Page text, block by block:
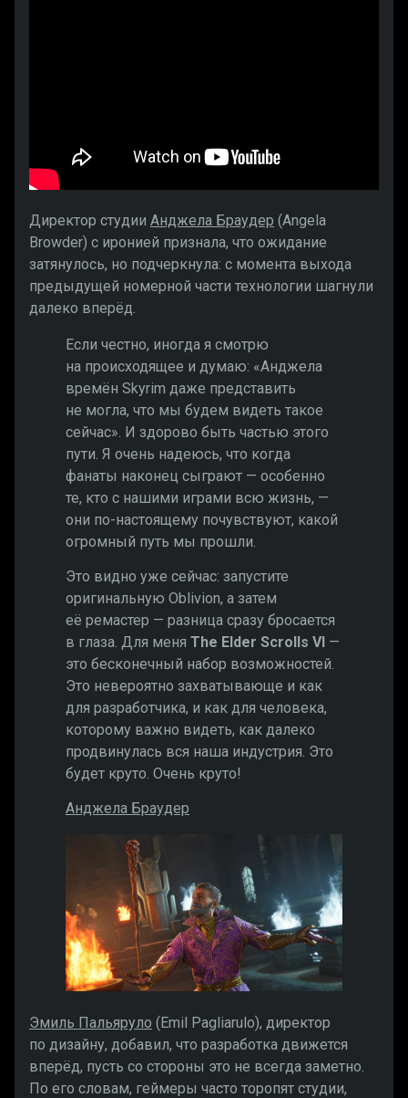
Директор студии Анджела Браудер (Angela
Browder) с иронией признала, что ожидание
затянулось, но подчеркнула: с момента выхода
предыдущей номерной части технологии шагнули
далеко вперёд.
Если честно, иногда я смотрю
на происходящее и думаю: «Анджела
времён Skyrim даже представить
не могла, что мы будем видеть такое
сейчас». И здорово быть частью этого
пути. Я очень надеюсь, что когда
фанаты наконец сыграют — особенно
те, кто с нашими играми всю жизнь, —
они по-настоящему почувствуют, какой
огромный путь мы прошли.
Это видно уже сейчас: запустите
оригинальную Oblivion, а затем
её ремастер — разница сразу бросается
в глаза. Для меня The Elder Scrolls VI —
это бесконечный набор возможностей.
Это невероятно захватывающе и как
для разработчика, и как для человека,
которому важно видеть, как далеко
продвинулась вся наша индустрия. Это
будет круто. Очень круто!
Анджела Браудер
Эмиль Пальяруло (Emil Pagliarulo), директор
по дизайну, добавил, что разработка движется
вперёд, пусть со стороны это не всегда заметно.
По его словам, геймеры часто торопят студии,